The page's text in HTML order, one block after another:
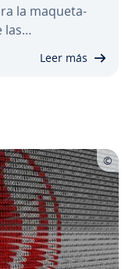
la ma­que­ta­
las…
Leer más